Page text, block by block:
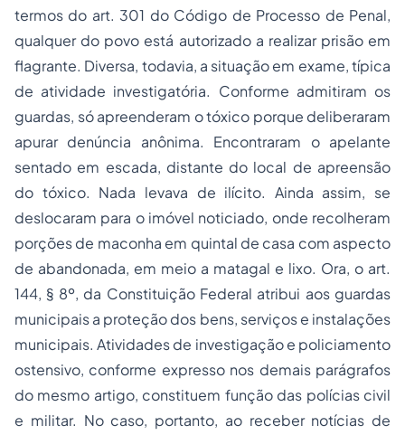
termos do art. 301 do Código de Processo de Penal,
qualquer do povo está autorizado a realizar prisão em
flagrante. Diversa, todavia, a situação em exame, típica
de atividade investigatória. Conforme admitiram os
guardas, só apreenderam o tóxico porque deliberaram
apurar denúncia anônima. Encontraram o apelante
sentado em escada, distante do local de apreensão
do tóxico. Nada levava de ilícito. Ainda assim, se
deslocaram para o imóvel noticiado, onde recolheram
porções de maconha em quintal de casa com aspecto
de abandonada, em meio a matagal e lixo. Ora, o art.
144, § 8º, da Constituição Federal atribui aos guardas
municipais a proteção dos bens, serviços e instalações
municipais. Atividades de investigação e policiamento
ostensivo, conforme expresso nos demais parágrafos
do mesmo artigo, constituem função das polícias civil
e militar. No caso, portanto, ao receber notícias de